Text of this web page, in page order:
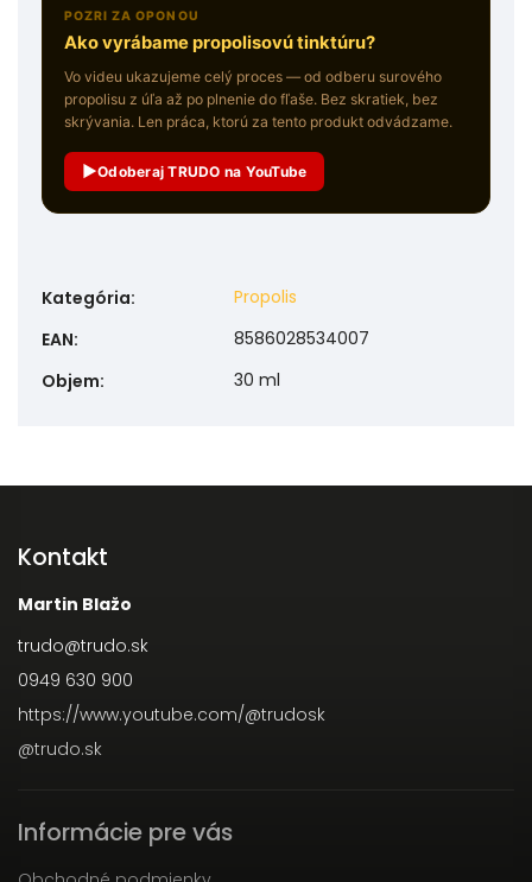
POZRI ZA OPONOU
Ako vyrábame propolisovú tinktúru?
Vo videu ukazujeme celý proces — od odberu surového
propolisu z úľa až po plnenie do fľaše. Bez skratiek, bez
skrývania. Len práca, ktorú za tento produkt odvádzame.
▶Odoberaj TRUDO na YouTube
Kategória:
Propolis
EAN:
8586028534007
Objem: 30 ml
Kontakt
Martin Blažo
trudo@trudo.sk
0949 630 900
https://www.youtube.com/@trudosk
@trudo.sk
Informácie pre vás